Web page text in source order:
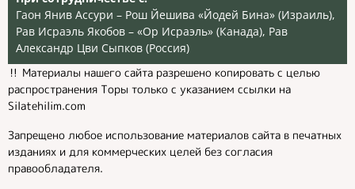
Гаон Янив Ассури – Рош Йешива «Йодей Бина» (Израиль),
Рав Исраэль Якобов – «Ор Исраэль» (Канада), Рав
Александр Цви Сыпков (Россия)
‼️ Материалы нашего сайта разрешено копировать с целью
распространения Торы только с указанием ссылки на
Silatehilim.com
Запрещено любое использование материалов сайта в печатных
изданиях и для коммерческих целей без согласия
правообладателя.